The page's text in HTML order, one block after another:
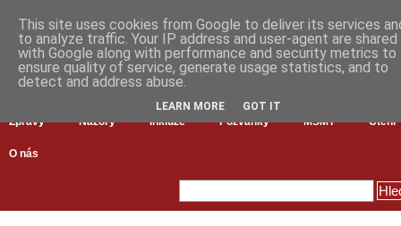
Zprávy Názory Inkluze Pozvánky MŠMT Čtení
O nás
This site uses cookies from Google to deliver its services
to analyze traffic. Your IP address and user-agent are shared
with Google along with performance and security metrics to
ensure quality of service, generate usage statistics, and to
detect and address abuse.
LEARN MORE GOT IT